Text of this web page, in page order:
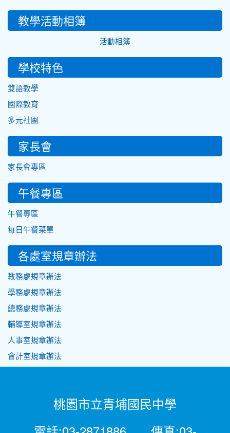
教學活動相簿
活動相簿
學校特色
雙語教學
國際教育
多元社團
家長會
家長會專區
午餐專區
午餐專區
每日午餐菜單
各處室規章辦法
教務處規章辦法
學務處規章辦法
總務處規章辦法
輔導室規章辦法
人事室規章辦法
會計室規章辦法
桃園市立青埔國民中學